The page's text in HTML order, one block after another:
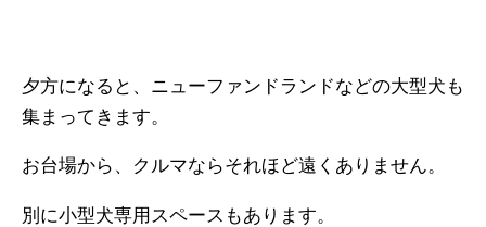
夕方になると、ニューファンドランドなどの大型犬も
集まってきます。
お台場から、クルマならそれほど遠くありません。
別に小型犬専用スペースもあります。